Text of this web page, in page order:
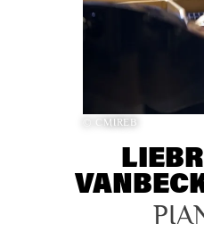
© CMIREB